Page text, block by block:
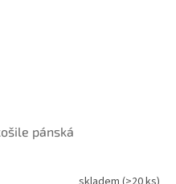
pánská